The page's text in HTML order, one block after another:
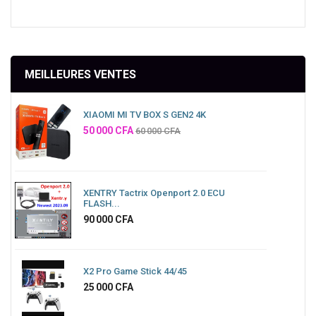
MEILLEURES VENTES
XIAOMI MI TV BOX S GEN2 4K
Prix
50 000 CFA 60 000 CFA
XENTRY Tactrix Openport 2.0 ECU
FLASH...
Prix
90 000 CFA
X2 Pro Game Stick 44/45
Prix
25 000 CFA